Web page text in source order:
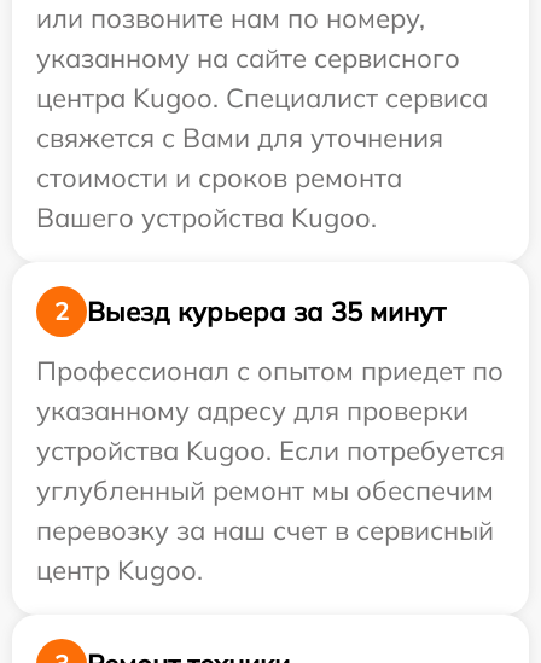
или позвоните нам по номеру,
указанному на сайте сервисного
центра Kugoo. Специалист сервиса
свяжется с Вами для уточнения
стоимости и сроков ремонта
Вашего устройства Kugoo.
2
Выезд курьера за 35 минут
Профессионал с опытом приедет по
указанному адресу для проверки
устройства Kugoo. Если потребуется
углубленный ремонт мы обеспечим
перевозку за наш счет в сервисный
центр Kugoo.